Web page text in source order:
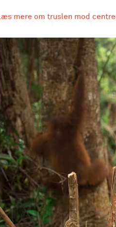
Læs mere om truslen mod